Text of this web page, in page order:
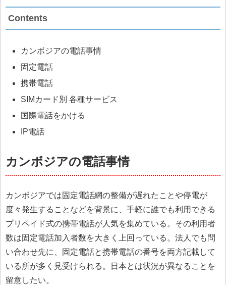
Contents
カンボジアの電話事情
固定電話
携帯電話
SIMカード別 各種サービス
国際電話をかける
IP電話
カンボジアの電話事情
カンボジアでは固定電話網の整備が遅れたことや停電が
度々発生することなどを背景に、手軽に誰でも利用できる
プリペイド式の携帯電話が人気を集めている。その利用者
数は固定電話加入者数を大きく上回っている。法人でも問
い合わせ先に、固定電話と携帯電話の番号を両方記載して
いる所が多く見受けられる。日本とは状況が異なることを
留意したい。